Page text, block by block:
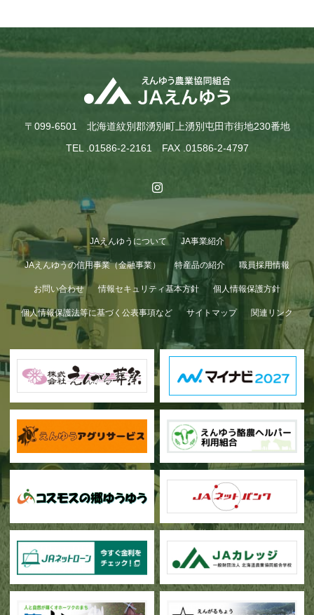
〒099-6501 北海道紋別郡湧別町上湧別屯田市街地230番地
TEL .01586-2-2161 FAX .01586-2-4797
JAえんゆうについて JA事業紹介
JAえんゆうの信用事業（金融事業） 特産品の紹介 職員採用情報
お問い合わせ 情報セキュリティ基本方針 個人情報保護方針
個人情報保護法等に基づく公表事項など サイトマップ 関連リンク